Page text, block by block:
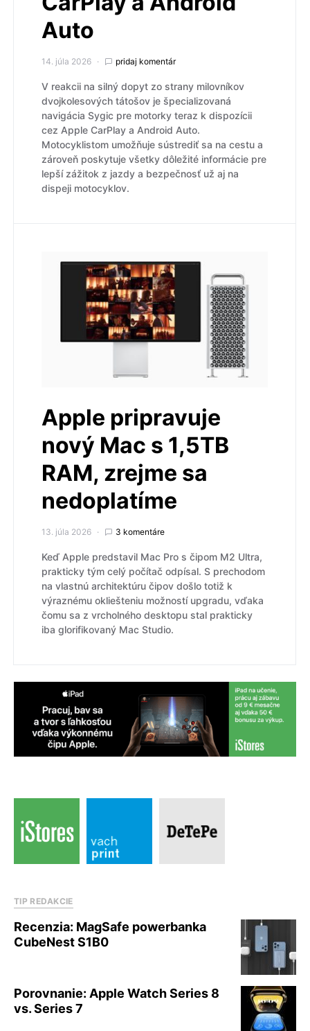
Auto
14. júla 2026 pridaj komentár
V reakcii na silný dopyt zo strany milovníkov
dvojkolesových tátošov je špecializovaná
navigácia Sygic pre motorky teraz k dispozícii
cez Apple CarPlay a Android Auto.
Motocyklistom umožňuje sústrediť sa na cestu a
zároveň poskytuje všetky dôležité informácie pre
lepší zážitok z jazdy a bezpečnosť už aj na
dispeji motocyklov.
Apple pripravuje
nový Mac s 1,5TB
RAM, zrejme sa
nedoplatíme
13. júla 2026 3 komentáre
Keď Apple predstavil Mac Pro s čipom M2 Ultra,
prakticky tým celý počítač odpísal. S prechodom
na vlastnú architektúru čipov došlo totiž k
výraznému okliešteniu možností upgradu, vďaka
čomu sa z vrcholného desktopu stal prakticky
iba glorifikovaný Mac Studio.
TIP REDAKCIE
Recenzia: MagSafe powerbanka
CubeNest S1B0
Porovnanie: Apple Watch Series 8
vs. Series 7